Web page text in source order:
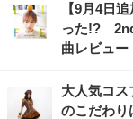
【9月4日
った!?
曲レビュー
大人気コ
のこだわり